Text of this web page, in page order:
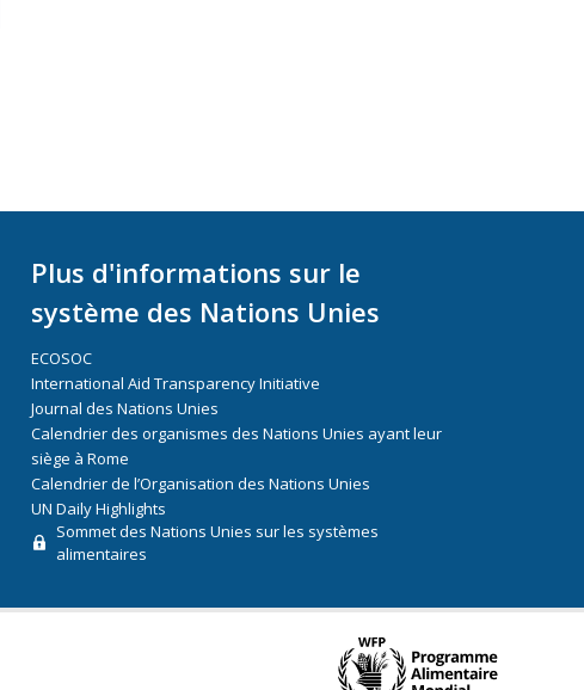
Plus d'informations sur le
système des Nations Unies
ECOSOC
International Aid Transparency Initiative
Journal des Nations Unies
Calendrier des organismes des Nations Unies ayant leur
siège à Rome
Calendrier de l’Organisation des Nations Unies
UN Daily Highlights
Sommet des Nations Unies sur les systèmes
alimentaires